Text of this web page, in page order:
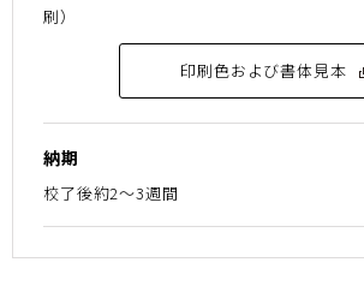
刷）
印刷色および書体見本
納期
校了後約2～3週間